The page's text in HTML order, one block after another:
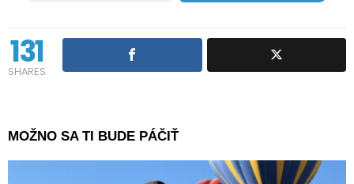
131
SHARES
MOŽNO SA TI BUDE PÁČIŤ